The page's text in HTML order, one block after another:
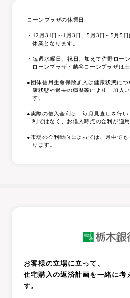
ローンプラザの休業日
・12月31日～1月3日、5月3日～5月5
休業となります。
・毎週水曜日、祝日。加えて佐野ロー
ローンプラザ・越谷ローンプラザは
●団体信用生命保険加入は健康状態に
康状態や過去の病歴等により、加入
す。
●実際の借入金利は、毎月見直しを行
利ではなく、お借入時点の金利が適用
●市場の金利動向によっては、月中で
ります。
お客様の立場に立って、
住宅購入の返済計画を一緒に考
す。​